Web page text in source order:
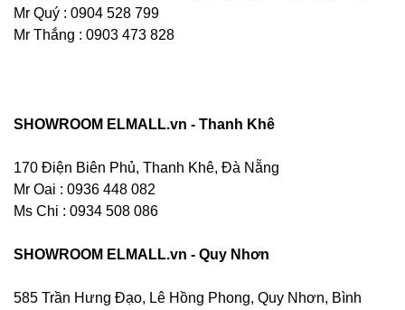
Mr Quý : 0904 528 799
Mr Thắng : 0903 473 828
SHOWROOM ELMALL.vn - Thanh Khê
170 Điện Biên Phủ, Thanh Khê, Đà Nẵng
Mr Oai : 0936 448 082
Ms Chi : 0934 508 086
SHOWROOM ELMALL.vn - Quy Nhơn
585 Trần Hưng Đạo, Lê Hồng Phong, Quy Nhơn, Bình